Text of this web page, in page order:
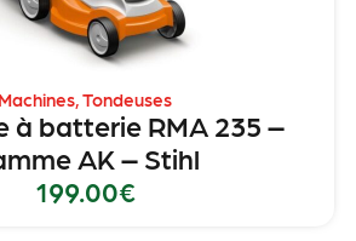
Machines,Tondeuses
à batterie RMA 235 –
AK – Stihl
199.00€